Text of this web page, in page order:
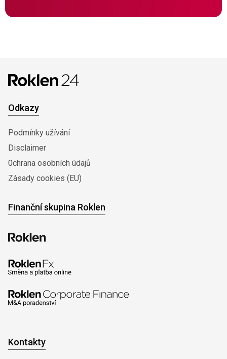
Odkazy
Podmínky užívání
Disclaimer
0chrana osobních údajů
Zásady cookies (EU)
Finanční skupina Roklen
Kontakty